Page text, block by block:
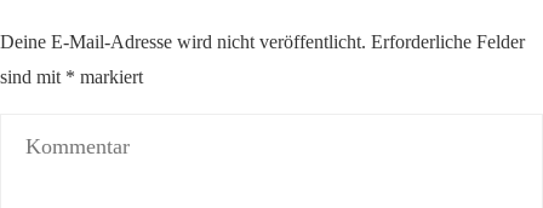
Deine E-Mail-Adresse wird nicht veröffentlicht. Erforderliche Felder
sind mit * markiert